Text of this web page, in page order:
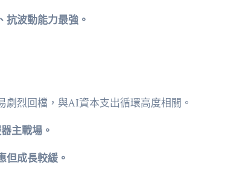
波動能力最強。
烈回檔，與AI資本支出循環高度相關。
主戰場。
但成長較緩。